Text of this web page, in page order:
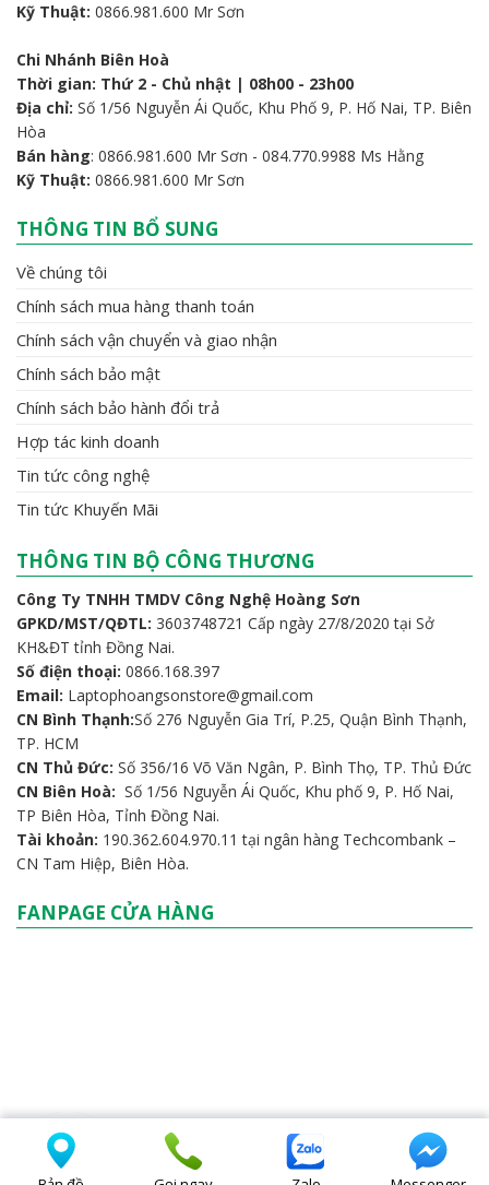
Kỹ Thuật: 0866.981.600 Mr Sơn
Chi Nhánh Biên Hoà
Thời gian: Thứ 2 - Chủ nhật | 08h00 - 23h00
Địa chỉ: Số 1/56 Nguyễn Ái Quốc, Khu Phố 9, P. Hố Nai, TP. Biên
Hòa
Bán hàng: 0866.981.600 Mr Sơn - 084.770.9988 Ms Hằng
Kỹ Thuật: 0866.981.600 Mr Sơn
THÔNG TIN BỔ SUNG
Về chúng tôi
Chính sách mua hàng thanh toán
Chính sách vận chuyển và giao nhận
Chính sách bảo mật
Chính sách bảo hành đổi trả
Hợp tác kinh doanh
Tin tức công nghệ
Tin tức Khuyến Mãi
THÔNG TIN BỘ CÔNG THƯƠNG
Công Ty TNHH TMDV Công Nghệ Hoàng Sơn
GPKD/MST/QĐTL: 3603748721 Cấp ngày 27/8/2020 tại Sở
KH&ĐT tỉnh Đồng Nai.
Số điện thoại: 0866.168.397
Email: Laptophoangsonstore@gmail.com
CN Bình Thạnh:Số 276 Nguyễn Gia Trí, P.25, Quận Bình Thạnh,
TP. HCM
CN Thủ Đức: Số 356/16 Võ Văn Ngân, P. Bình Thọ, TP. Thủ Đức
CN Biên Hoà: Số 1/56 Nguyễn Ái Quốc, Khu phố 9, P. Hố Nai,
TP Biên Hòa, Tỉnh Đồng Nai.
Tài khoản: 190.362.604.970.11 tại ngân hàng Techcombank –
CN Tam Hiệp, Biên Hòa.
FANPAGE CỬA HÀNG